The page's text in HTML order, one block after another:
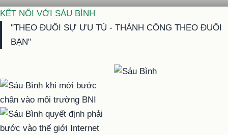
KẾT NỐI VỚI SÁU BÌNH
"THEO ĐUỔI SỰ ƯU TÚ - THÀNH CÔNG THEO ĐUỔI
BẠN"